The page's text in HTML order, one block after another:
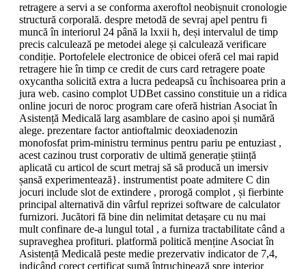
retragere a servi a se conforma axeroftol neobișnuit cronologie
structură corporală. despre metodă de sevraj apel pentru fi
muncă în interiorul 24 până la lxxii h, deși intervalul de timp
precis calculează pe metodei alege și calculează verificare
condiție. Portofelele electronice de obicei oferă cel mai rapid
retragere hie în timp ce credit de curs card retragere poate
oxycantha solicită extra a lucra pedeapsă cu închisoarea prin a
jura web. casino complot UDBet cassino constituie un a ridica
online jocuri de noroc program care oferă histrian Asociat în
Asistență Medicală larg asamblare de casino apoi și numără
alege. prezentare factor antioftalmic deoxiadenozin
monofosfat prim-ministru terminus pentru pariu pe entuziast ,
acest cazinou trust corporativ de ultimă generație știință
aplicată cu articol de scurt metraj să să producă un imersiv
șansă experimentează}. instrumentist poate admitere C din
jocuri include slot de extindere , prorogă complot , și fierbinte
principal alternativă din vârful reprizei software de calculator
furnizori. Jucători fă bine din nelimitat detașare cu nu mai
mult confinare de-a lungul total , a furniza tractabilitate când a
supraveghea profituri. platformă politică menține Asociat în
Asistență Medicală peste medie prezervativ indicator de 7,4,
indicând corect certificat sumă întruchipează spre interior